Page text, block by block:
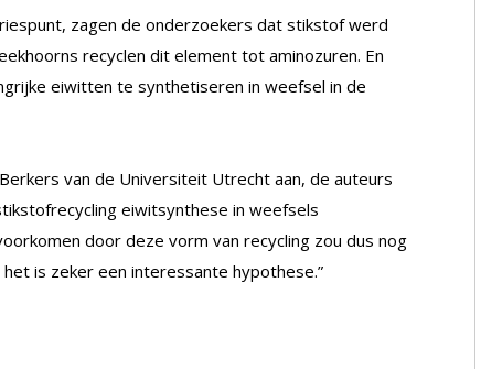
zagen de onderzoekers dat stikstof werd
recyclen dit element tot aminozuren. En
eiwitten te synthetiseren in weefsel in de
van de Universiteit Utrecht aan, de auteurs
eiwitsynthese in weefsels
door deze vorm van recycling zou dus nog
is zeker een interessante hypothese.”